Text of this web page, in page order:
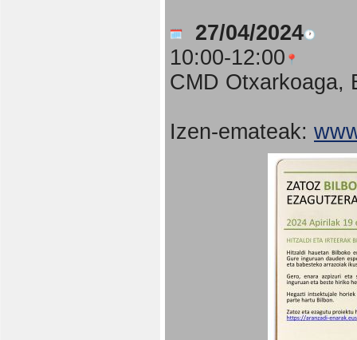
27/04/2024
10:00-12:00
CMD Otxarkoaga,
Izen-emateak: